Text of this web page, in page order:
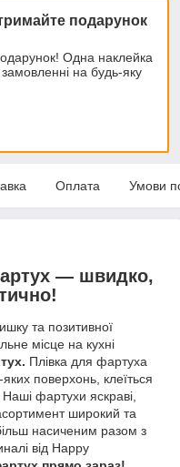
подарунок
Одна наклейка
на будь-яку
Оплата Умови
— швидко,
та позитивної
місце на кухні
Плівка для фартуха
поверхонь, клеїться
фартухи яскраві,
широкий та
насиченим разом з
від Happy